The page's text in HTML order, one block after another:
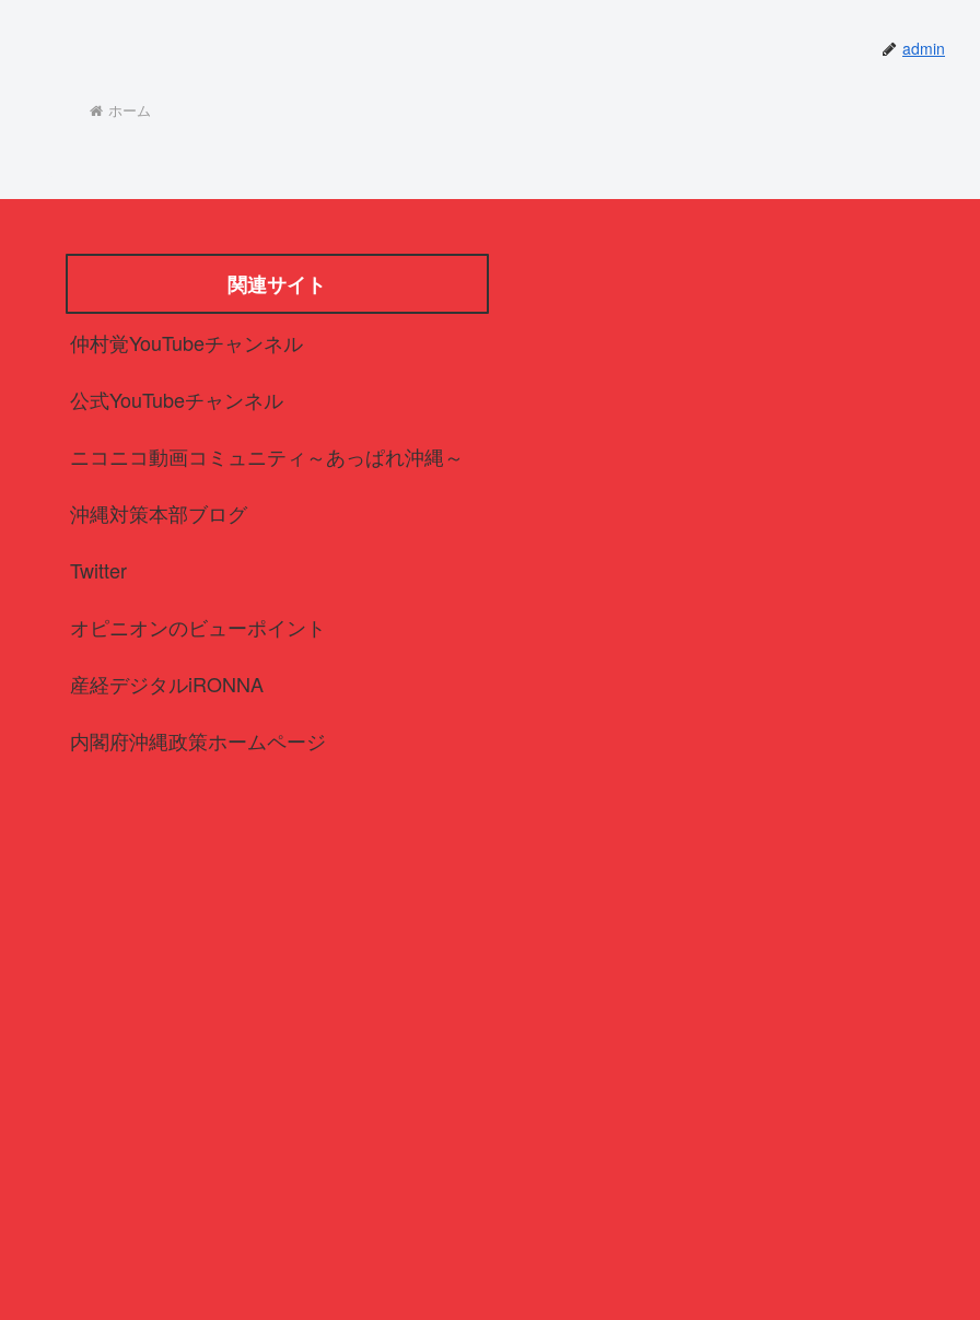
admin
ホーム
関連サイト
仲村覚YouTubeチャンネル
公式YouTubeチャンネル
ニコニコ動画コミュニティ～あっぱれ沖縄～
沖縄対策本部ブログ
Twitter
オピニオンのビューポイント
産経デジタルiRONNA
内閣府沖縄政策ホームページ